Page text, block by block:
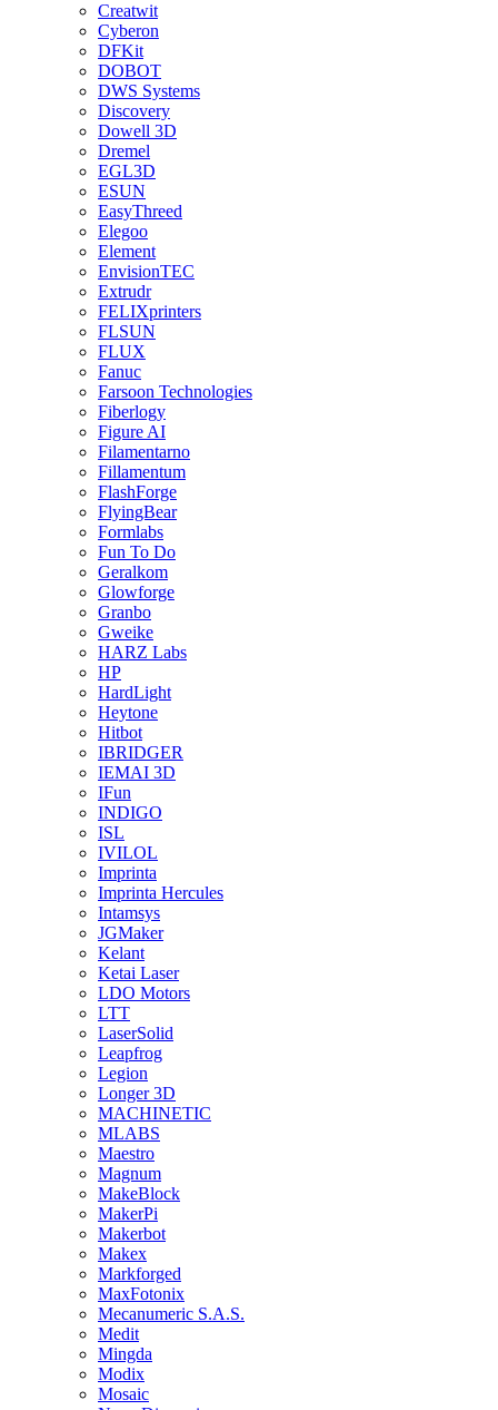
Creatwit
Cyberon
DFKit
DOBOT
DWS Systems
Discovery
Dowell 3D
Dremel
EGL3D
ESUN
EasyThreed
Elegoo
Element
EnvisionTEC
Extrudr
FELIXprinters
FLSUN
FLUX
Fanuc
Farsoon Technologies
Fiberlogy
Figure AI
Filamentarno
Fillamentum
FlashForge
FlyingBear
Formlabs
Fun To Do
Geralkom
Glowforge
Granbo
Gweike
HARZ Labs
HP
HardLight
Heytone
Hitbot
IBRIDGER
IEMAI 3D
IFun
INDIGO
ISL
IVILOL
Imprinta
Imprinta Hercules
Intamsys
JGMaker
Kelant
Ketai Laser
LDO Motors
LTT
LaserSolid
Leapfrog
Legion
Longer 3D
MACHINETIC
MLABS
Maestro
Magnum
MakeBlock
MakerPi
Makerbot
Makex
Markforged
MaxFotonix
Mecanumeric S.A.S.
Medit
Mingda
Modix
Mosaic